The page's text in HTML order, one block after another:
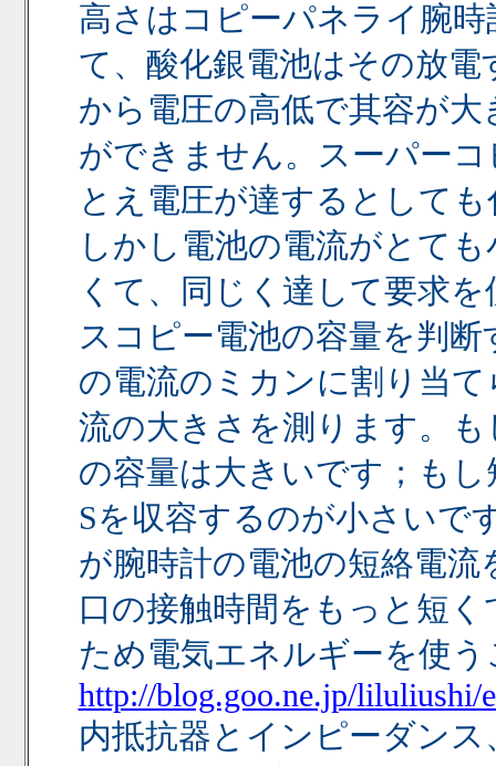
高さはコピーパネライ腕
て、酸化銀電池はその放
から電圧の高低で其容が
ができません。スーパー
とえ電圧が達するとして
しかし電池の電流がとて
くて、同じく達して要求
スコピー電池の容量を判
の電流のミカンに割り当
流の大きさを測ります。
の容量は大きいです；も
Sを収容するのが小さいで
が腕時計の電池の短絡電
口の接触時間をもっと短
ため電気エネルギーを使
http://blog.goo.ne.jp/liluliushi/
内抵抗器とインピーダン